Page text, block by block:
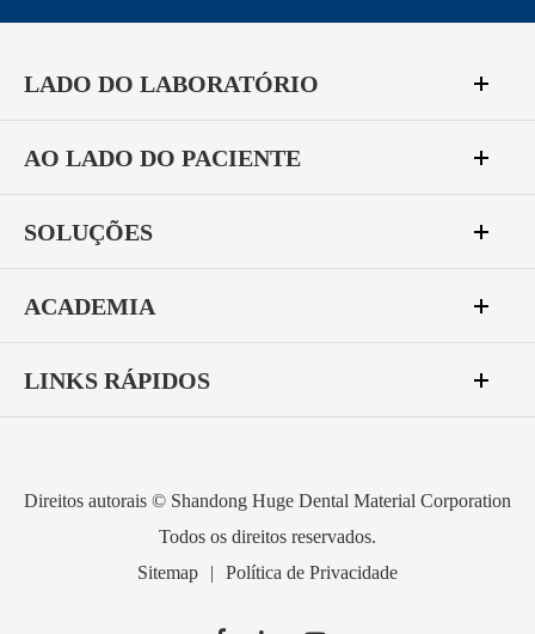
LADO DO LABORATÓRIO
AO LADO DO PACIENTE
SOLUÇÕES
ACADEMIA
LINKS RÁPIDOS
Direitos autorais © Shandong Huge Dental Material Corporation
Todos os direitos reservados.
Sitemap
| Política de Privacidade